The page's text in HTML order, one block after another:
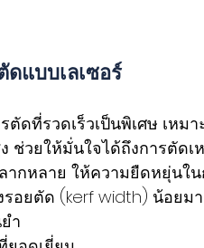
แบบเลเซอร์
รตัดที่รวดเร็วเป็นพิเศษ เห
ช่วยให้มั่นใจได้ถึงการตัด
ากหลาย ให้ความยืดหยุ่นใ
รอยตัด (kerf width) น้อยม
ำ